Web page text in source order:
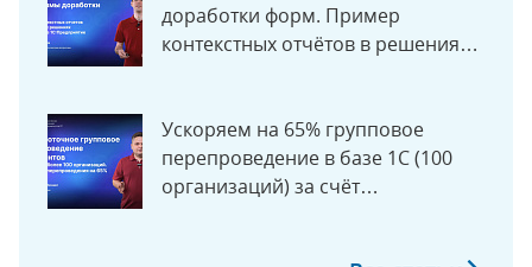
доработки форм. Пример
контекстных отчётов в решениях
Ускоряем на 65% групповое
перепроведение в базе 1С (100
организаций) за счёт